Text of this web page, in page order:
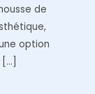
de
option